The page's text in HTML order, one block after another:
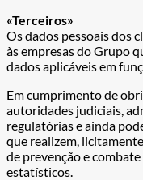
«Terceiros»
Os dados pessoais dos
às empresas do Grupo
dados aplicáveis em
Em cumprimento de
autoridades judiciais,
regulatórias e ainda
que realizem,
de prevenção e
estatísticos.